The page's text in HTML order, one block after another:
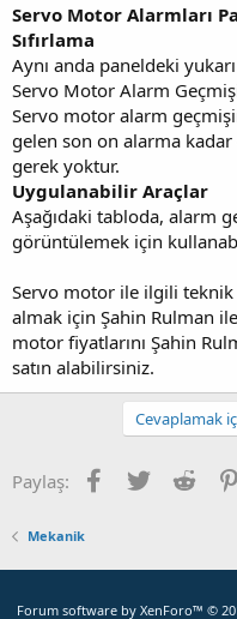
Servo Motor Alarmları
Sıfırlama
Aynı anda paneldeki yukarı
Servo Motor Alarm
Servo motor alarm
gelen son on alarma
gerek yoktur.
Uygulanabilir Araçlar
Aşağıdaki tabloda, alarm
görüntülemek için
Servo motor ile ilgili teknik
almak için Şahin Rulman
motor fiyatlarını Şahin
satın alabilirsiniz.
Cevaplamak
Paylaş: Facebook
TwitterReddit
Mekanik
Forum software by XenForo™ ©